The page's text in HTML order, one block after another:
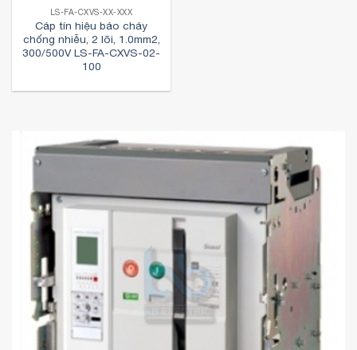
LS-FA-CXVS-XX-XXX
Cáp tín hiệu báo cháy
chống nhiễu, 2 lõi, 1.0mm2,
300/500V LS-FA-CXVS-02-
100